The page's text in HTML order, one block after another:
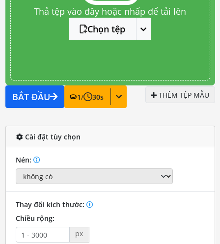
Thả tệp vào đây hoặc nhấp để tải lên
Chọn tệp
BẮT ĐẦU 1/ 30s THÊM TỆP MẪU
Cài đặt tùy chọn
Nén:
Thay đổi kích thước:
Chiều rộng:
px